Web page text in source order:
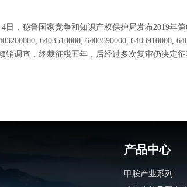
4日，秘鲁国家竞争和知识产权保护局发布2019年
6403510000, 6403590000, 6403910000,
销调查，终裁征税五年，后经过多次复审仍决定
产品中心
甲胺产业系列